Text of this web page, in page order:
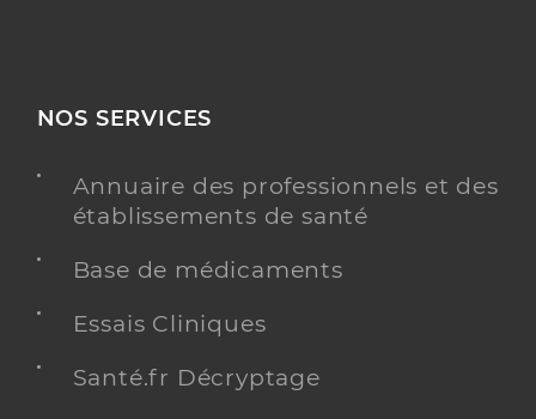
NOS SERVICES
Annuaire des professionnels et des
établissements de santé
Base de médicaments
Essais Cliniques
Santé.fr Décryptage